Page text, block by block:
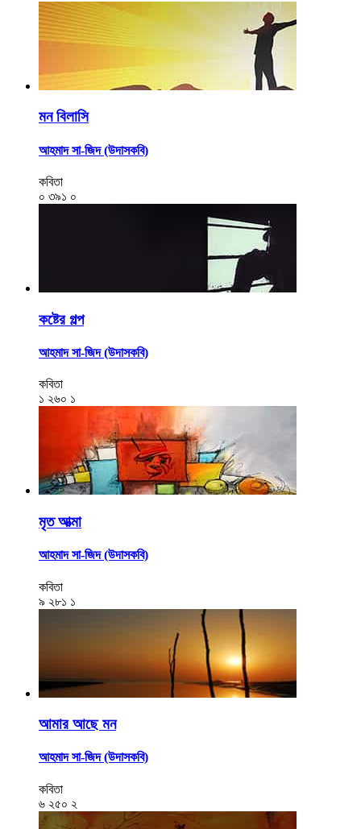
মন বিলাসি
আহমাদ সা-জিদ (উদাসকবি)
কবিতা
০ ৩৯১ ০
কষ্টের গল্প
আহমাদ সা-জিদ (উদাসকবি)
কবিতা
১ ২৬০ ১
মৃত আত্মা
আহমাদ সা-জিদ (উদাসকবি)
কবিতা
৯ ২৮১ ১
আমার আছে মন
আহমাদ সা-জিদ (উদাসকবি)
কবিতা
৬ ২৫০ ২